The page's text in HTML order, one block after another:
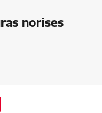
norises